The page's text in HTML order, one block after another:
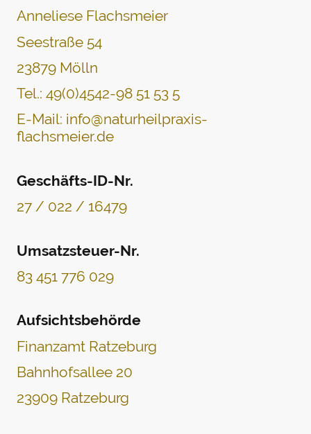
Anneliese Flachsmeier
Seestraße 54
23879 Mölln
Tel.: 49(0)4542-98 51 53 5
E-Mail: info@naturheilpraxis-
flachsmeier.de
Geschäfts-ID-Nr.
27 / 022 / 16479
Umsatzsteuer-Nr.
83 451 776 029
Aufsichtsbehörde
Finanzamt Ratzeburg
Bahnhofsallee 20
23909 Ratzeburg